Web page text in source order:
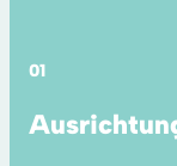
01